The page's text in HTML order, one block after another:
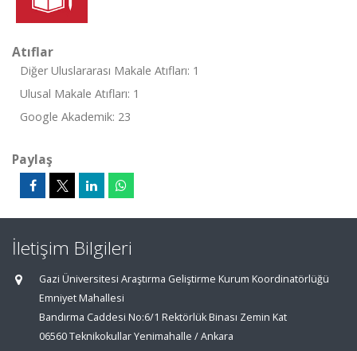
Atıflar
Diğer Uluslararası Makale Atıfları: 1
Ulusal Makale Atıfları: 1
Google Akademik: 23
Paylaş
İletişim Bilgileri
Gazi Üniversitesi Araştırma Geliştirme Kurum Koordinatörlüğü
Emniyet Mahallesi
Bandırma Caddesi No:6/1 Rektörlük Binası Zemin Kat
06560 Teknikokullar Yenimahalle / Ankara